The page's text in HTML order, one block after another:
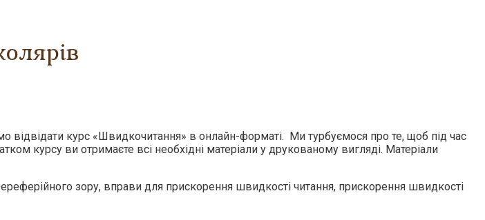
відвідати курс «Швидкочитання» в онлайн-форматі. Ми турбуємося про те, щоб під час
курсу ви отримаєте всі необхідні матеріали у друкованому вигляді. Матеріали
зору, вправи для прискорення швидкості читання, прискорення швидкості